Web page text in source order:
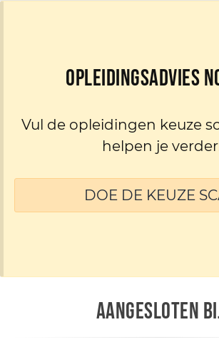
Opleidingsadvies
Vul de opleidingen keuze
helpen je
DOE DE KEUZE
AANGESLOTEN